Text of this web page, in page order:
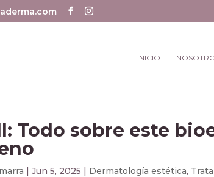
INICIO
Todo sobre este
|Jun 5, 2025 | Dermatología estética,